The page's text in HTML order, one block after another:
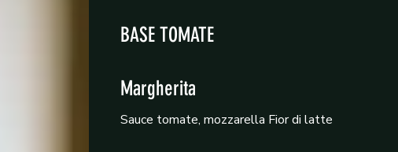
BASE TOMATE
Margherita
Sauce tomate, mozzarella Fior di latte